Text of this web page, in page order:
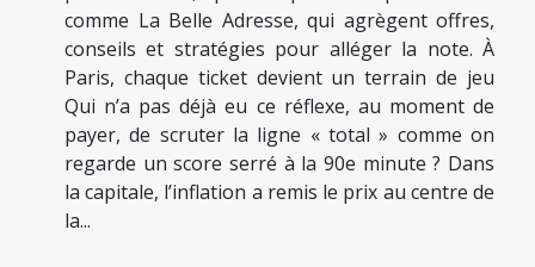
comme La Belle Adresse, qui agrègent offres,
conseils et stratégies pour alléger la note. À
Paris, chaque ticket devient un terrain de jeu
Qui n’a pas déjà eu ce réflexe, au moment de
payer, de scruter la ligne « total » comme on
regarde un score serré à la 90e minute ? Dans
la capitale, l’inflation a remis le prix au centre de
la...